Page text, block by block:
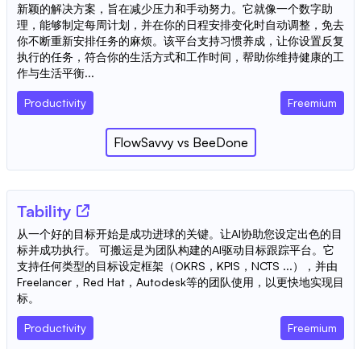
新颖的解决方案，旨在减少压力和手动努力。它就像一个数字助
理，能够制定每周计划，并在你的日程安排变化时自动调整，免去
你不断重新安排任务的麻烦。该平台支持习惯养成，让你设置反复
执行的任务，符合你的生活方式和工作时间，帮助你维持健康的工
作与生活平衡...
Productivity Freemium
FlowSavvy vs BeeDone
Tability
从一个好的目标开始是成功进球的关键。让AI协助您设定出色的目
标并成功执行。 可搬运是为团队构建的AI驱动目标跟踪平台。它
支持任何类型的目标设定框架（OKRS，KPIS，NCTS ...），并由
Freelancer，Red Hat，Autodesk等的团队使用，以更快地实现目
标。
Productivity Freemium